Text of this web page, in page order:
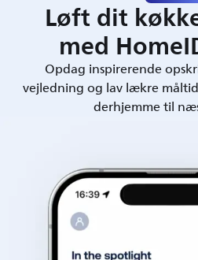
Løft dit
med
Opdag inspirerende
vejledning og lav lækre
derhjemme til